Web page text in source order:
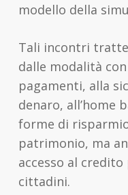
modello della
Tali incontri
dalle modalità
pagamenti, alla
denaro, all’home
forme di
patrimonio, ma
accesso al
cittadini.